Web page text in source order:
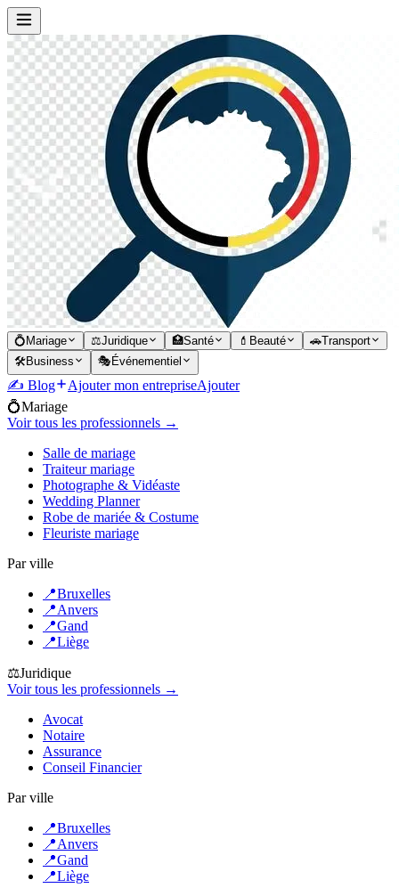
💍 Mariage ⚖️Juridique 🏥Santé 💄 Beauté 🚗Transport
🛠️Business 🎭 Événementiel
✍️ Blog Ajouter mon entrepriseAjouter
💍Mariage
Voir tous les professionnels →
Salle de mariage
Traiteur mariage
Photographe & Vidéaste
Wedding Planner
Robe de mariée & Costume
Fleuriste mariage
Par ville
📍Bruxelles
📍Anvers
📍Gand
📍Liège
⚖️Juridique
Voir tous les professionnels →
Avocat
Notaire
Assurance
Conseil Financier
Par ville
📍Bruxelles
📍Anvers
📍Gand
📍Liège